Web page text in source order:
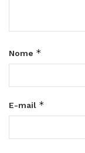
Nome *
E-mail *